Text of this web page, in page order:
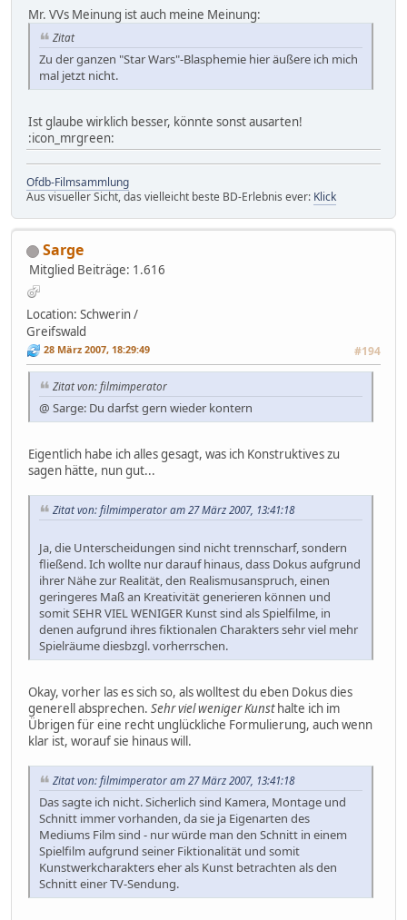
Mr. VVs Meinung ist auch meine Meinung:
Zitat
Zu der ganzen "Star Wars"-Blasphemie hier äußere ich mich
mal jetzt nicht.
Ist glaube wirklich besser, könnte sonst ausarten!
:icon_mrgreen:
Ofdb-Filmsammlung
Aus visueller Sicht, das vielleicht beste BD-Erlebnis ever: Klick
Sarge
Mitglied Beiträge: 1.616
Location: Schwerin /
Greifswald
28 März 2007, 18:29:49 #194
Zitat von: filmimperator
@ Sarge: Du darfst gern wieder kontern
Eigentlich habe ich alles gesagt, was ich Konstruktives zu
sagen hätte, nun gut...
Zitat von: filmimperator am 27 März 2007, 13:41:18
Ja, die Unterscheidungen sind nicht trennscharf, sondern
fließend. Ich wollte nur darauf hinaus, dass Dokus aufgrund
ihrer Nähe zur Realität, den Realismusanspruch, einen
geringeres Maß an Kreativität generieren können und
somit SEHR VIEL WENIGER Kunst sind als Spielfilme, in
denen aufgrund ihres fiktionalen Charakters sehr viel mehr
Spielräume diesbzgl. vorherrschen.
Okay, vorher las es sich so, als wolltest du eben Dokus dies
generell absprechen. Sehr viel weniger Kunsthalte ich im
Übrigen für eine recht unglückliche Formulierung, auch wenn
klar ist, worauf sie hinaus will.
Zitat von: filmimperator am 27 März 2007, 13:41:18
Das sagte ich nicht. Sicherlich sind Kamera, Montage und
Schnitt immer vorhanden, da sie ja Eigenarten des
Mediums Film sind - nur würde man den Schnitt in einem
Spielfilm aufgrund seiner Fiktionalität und somit
Kunstwerkcharakters eher als Kunst betrachten als den
Schnitt einer TV-Sendung.